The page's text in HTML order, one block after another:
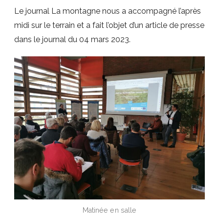
Le journal La montagne nous a accompagné l’après
midi sur le terrain et a fait l’objet d’un article de presse
dans le journal du 04 mars 2023.
Matinée en salle